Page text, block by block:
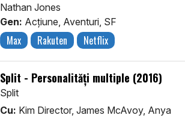
Nathan Jones
Gen: Acţiune, Aventuri, SF
Max Rakuten Netflix
Split - Personalități multiple (2016)
Split
Cu: Kim Director, James McAvoy, Anya